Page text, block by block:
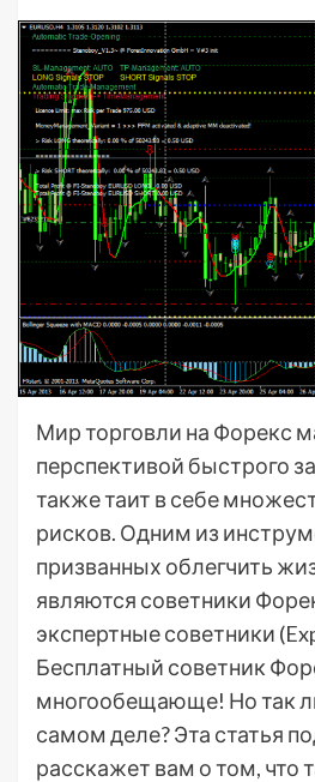
Мир торговли на Форекс
перспективой быстрого
также таит в себе
рисков. Одним из
призванных облегчить
являются советники
экспертные советники
Бесплатный советник
многообещающе! Но так
самом деле? Эта статья
расскажет вам о том, что